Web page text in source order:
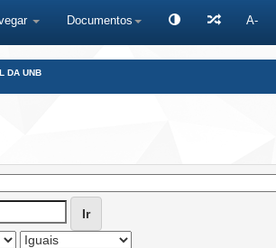
Documentos A-
DA UNB